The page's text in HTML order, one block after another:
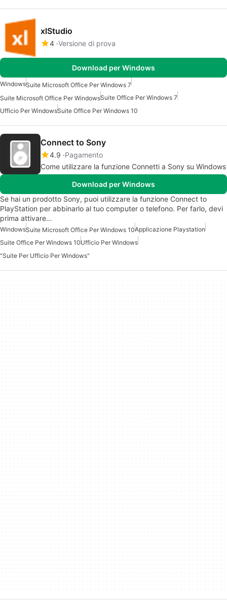
xlStudio
4 Versione di prova
Download per Windows
WindowsSuite Microsoft Office Per Windows 7
Suite Microsoft Office Per WindowsSuite Office Per Windows 7
Ufficio Per WindowsSuite Office Per Windows 10
Connect to Sony
4.9 Pagamento
Come utilizzare la funzione Connetti a Sony su Windows
Download per Windows
Se hai un prodotto Sony, puoi utilizzare la funzione Connect to
PlayStation per abbinarlo al tuo computer o telefono. Per farlo, devi
prima attivare…
WindowsSuite Microsoft Office Per Windows 10Applicazione Playstation
Suite Office Per Windows 10Ufficio Per Windows
"Suite Per Ufficio Per Windows"